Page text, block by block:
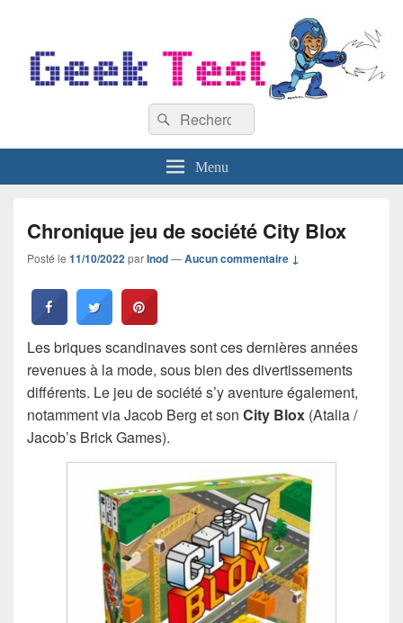
Recherche :
Rechercher
Menu
Chronique jeu de société City Blox
Posté le 11/10/2022parInod—Aucun commentaire ↓
Les briques scandinaves sont ces dernières années
revenues à la mode, sous bien des divertissements
différents. Le jeu de société s’y aventure également,
notamment via Jacob Berg et son City Blox (Atalia /
Jacob’s Brick Games).